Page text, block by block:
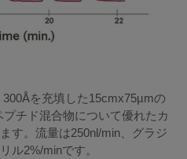
を充填した15cmx75µmの
プチド混合物について優れたカ
す。流量は250nl/min、グラジ
ル2%/minです。